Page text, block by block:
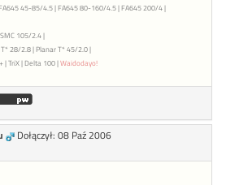
45-85/4.5 | FA645 80-160/4.5 | FA645 200/4 |
105/2.4 |
28/2.8 | Planar T* 45/2.0 |
| TriX | Delta 100 |Waidodayo!
Dołączył: 08 Paź 2006